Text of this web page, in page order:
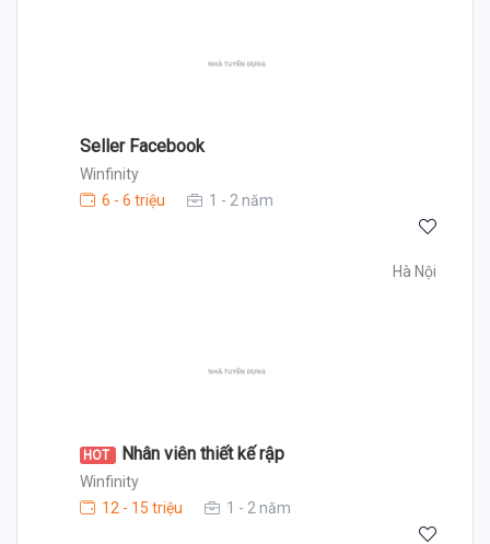
Seller Facebook
Winfinity
6 - 6 triệu
1 - 2 năm
Hà Nội
HOT Nhân viên thiết kế rập
Winfinity
12 - 15 triệu
1 - 2 năm